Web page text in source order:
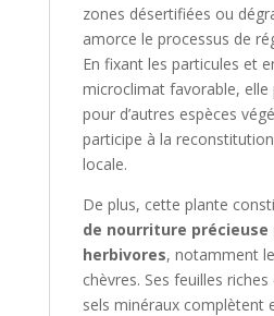
zones désertifiées ou
amorce le processus de
En fixant les particules et
microclimat favorable, elle
pour d’autres espèces
participe à la
locale.
De plus, cette plante
de nourriture précieuse
herbivores, notamment
chèvres. Ses feuilles
sels minéraux complètent